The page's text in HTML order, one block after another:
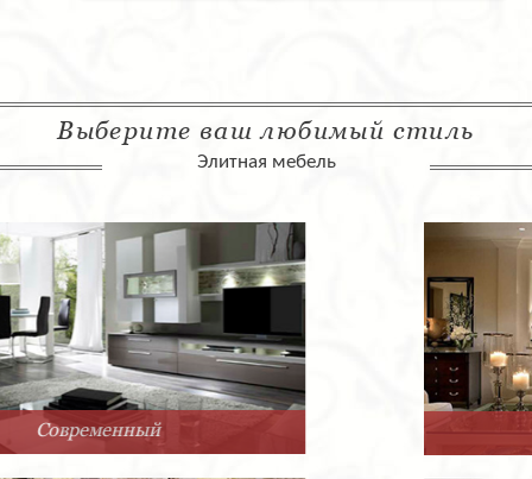
Выберите ваш любимый стиль
Элитная мебель